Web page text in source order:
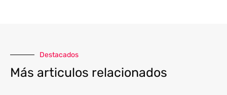
Destacados
Más articulos relacionados